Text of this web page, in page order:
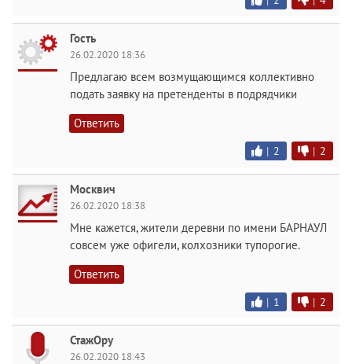
Гость
26.02.2020 18:36
Предлагаю всем возмущающимся коллективно
подать заявку на претенденты в подрядчики
Ответить
| 2 | 2
Москвич
26.02.2020 18:38
Мне кажется, жители деревни по имени БАРНАУЛ
совсем уже офигели, колхозники тупорогие.
Ответить
| 1 | 2
СтажОру
26.02.2020 18:43